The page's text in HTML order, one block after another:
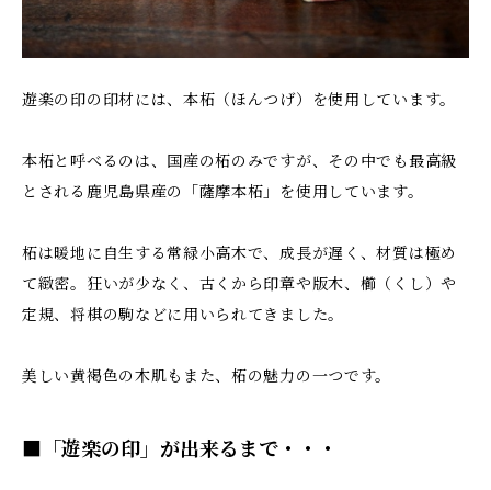
遊楽の印の印材には、本柘（ほんつげ）を使用しています。
本柘と呼べるのは、国産の柘のみですが、その中でも最高級
とされる鹿児島県産の「薩摩本柘」を使用しています。
柘は暖地に自生する常緑小高木で、成長が遅く、材質は極め
て緻密。狂いが少なく、古くから印章や版木、櫛（くし）や
定規、将棋の駒などに用いられてきました。
美しい黄褐色の木肌もまた、柘の魅力の一つです。
■「遊楽の印」が出来るまで・・・